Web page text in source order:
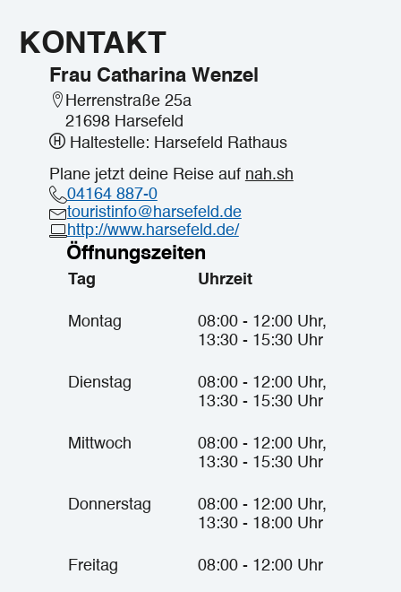
KONTAKT
Frau Catharina Wenzel
Herrenstraße 25a
21698 Harsefeld
Haltestelle: Harsefeld Rathaus
Plane jetzt deine Reise auf nah.sh
04164 887-0
touristinfo@harsefeld.de
http://www.harsefeld.de/
Öffnungszeiten
Tag Uhrzeit
Montag
08:00 - 12:00 Uhr,
13:30 - 15:30 Uhr
Dienstag
08:00 - 12:00 Uhr,
13:30 - 15:30 Uhr
Mittwoch
08:00 - 12:00 Uhr,
13:30 - 15:30 Uhr
Donnerstag
08:00 - 12:00 Uhr,
13:30 - 18:00 Uhr
Freitag 08:00 - 12:00 Uhr